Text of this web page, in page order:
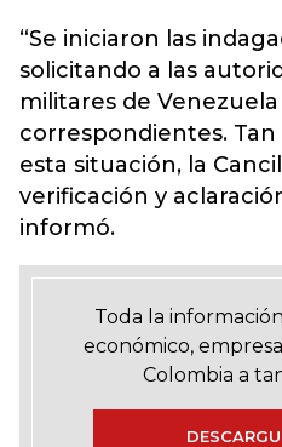
“Se iniciaron las
solicitando a las
militares de
correspondientes.
esta situación, la
verificación y
informó.
Toda la
económico,
Colombia a